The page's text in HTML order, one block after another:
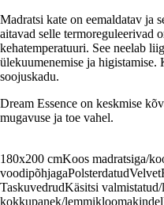
Madratsi kate on eemaldatav ja
aitavad selle termoreguleerivad
kehatemperatuuri. See neelab
ülekuumenemise ja higistamise.
soojuskadu.
Dream Essence on keskmise
mugavuse ja toe vahel.
180x200 cmKoos madratsiga/
voodipõhjagaPolsterdatudVelvet
TaskuvedrudKäsitsi
kokkupanek/lemmikloomakindel